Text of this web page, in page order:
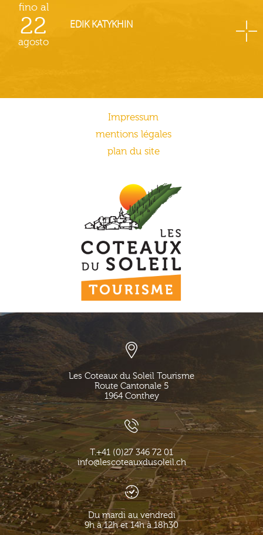
fino al
22
agosto
EDIK KATYKHIN
Impressum
mentions légales
plan du site
Les Coteaux du Soleil Tourisme
Route Cantonale 5
1964 Conthey
T.+41 (0)27 346 72 01
info@lescoteauxdusoleil.ch
Du mardi au vendredi
9h à 12h et 14h à 18h30